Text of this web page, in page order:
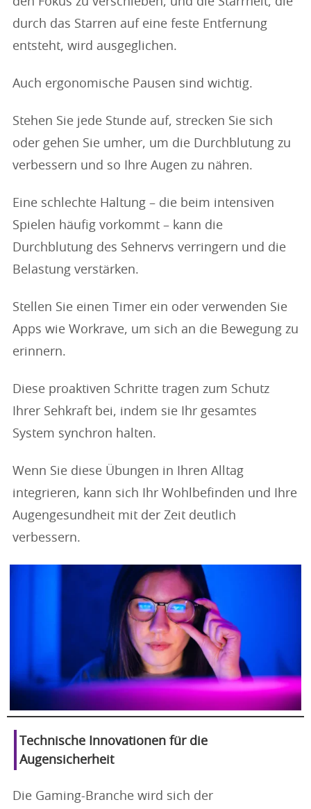
durch das Starren auf eine feste Entfernung
entsteht, wird ausgeglichen.
Auch ergonomische Pausen sind wichtig.
Stehen Sie jede Stunde auf, strecken Sie sich
oder gehen Sie umher, um die Durchblutung zu
verbessern und so Ihre Augen zu nähren.
Eine schlechte Haltung – die beim intensiven
Spielen häufig vorkommt – kann die
Durchblutung des Sehnervs verringern und die
Belastung verstärken.
Stellen Sie einen Timer ein oder verwenden Sie
Apps wie Workrave, um sich an die Bewegung zu
erinnern.
Diese proaktiven Schritte tragen zum Schutz
Ihrer Sehkraft bei, indem sie Ihr gesamtes
System synchron halten.
Wenn Sie diese Übungen in Ihren Alltag
integrieren, kann sich Ihr Wohlbefinden und Ihre
Augengesundheit mit der Zeit deutlich
verbessern.
Technische Innovationen für die
Augensicherheit
Die Gaming-Branche wird sich der